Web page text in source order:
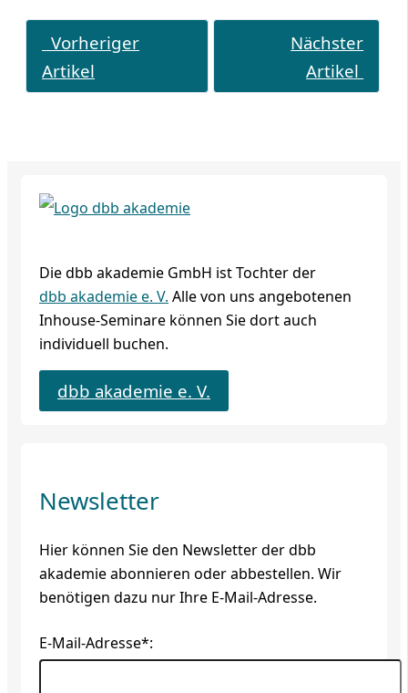
Vorheriger
Artikel
Nächster
Artikel
Die dbb akademie GmbH ist Tochter der
dbb akademie e. V. Alle von uns angebotenen
Inhouse-Seminare können Sie dort auch
individuell buchen.
dbb akademie e. V.
Newsletter
Hier können Sie den Newsletter der dbb
akademie abonnieren oder abbestellen. Wir
benötigen dazu nur Ihre E-Mail-Adresse.
E-Mail-Adresse*: